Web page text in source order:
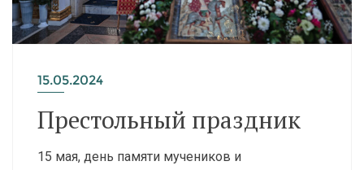
15.05.2024
Престольный праздник
15 мая, день памяти мучеников и